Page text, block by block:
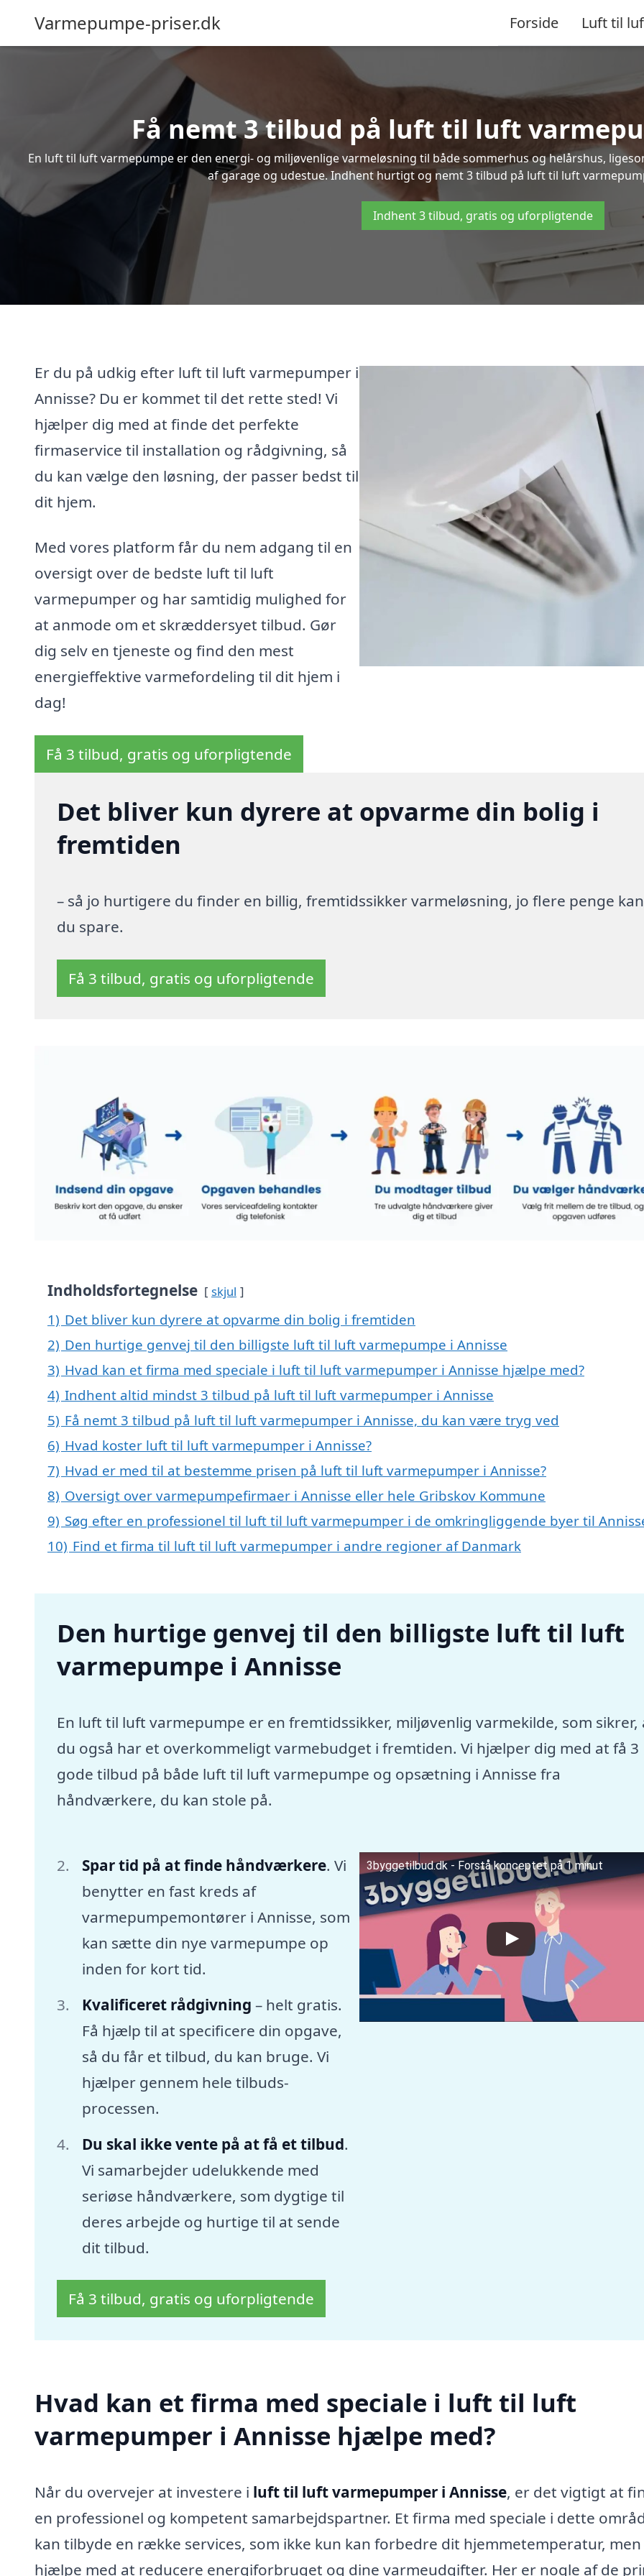
Varmepumpe-priser.dk Forside Luft til
Få nemt 3 tilbud på luft til luft
En luft til luft varmepumpe er den energi- og miljøvenlige varmeløsning til både sommerhus og helårshus,
af garage og udestue. Indhent hurtigt og nemt 3 tilbud på luft til luft
Indhent 3 tilbud, gratis og uforpligtende
Er du på udkig efter luft til luft varmepumper i
Annisse? Du er kommet til det rette sted! Vi
hjælper dig med at finde det perfekte
firmaservice til installation og rådgivning, så
du kan vælge den løsning, der passer bedst til
dit hjem.
Med vores platform får du nem adgang til en
oversigt over de bedste luft til luft
varmepumper og har samtidig mulighed for
at anmode om et skræddersyet tilbud. Gør
dig selv en tjeneste og find den mest
energieffektive varmefordeling til dit hjem i
dag!
Få 3 tilbud, gratis og uforpligtende
Det bliver kun dyrere at opvarme din bolig i
fremtiden
– så jo hurtigere du finder en billig, fremtidssikker varmeløsning, jo flere penge kan
du spare.
Få 3 tilbud, gratis og uforpligtende
Indholdsfortegnelse skjul
1) Det bliver kun dyrere at opvarme din bolig i fremtiden
2) Den hurtige genvej til den billigste luft til luft varmepumpe i Annisse
3) Hvad kan et firma med speciale i luft til luft varmepumper i Annisse hjælpe med?
4) Indhent altid mindst 3 tilbud på luft til luft varmepumper i Annisse
5) Få nemt 3 tilbud på luft til luft varmepumper i Annisse, du kan være tryg ved
6) Hvad koster luft til luft varmepumper i Annisse?
7) Hvad er med til at bestemme prisen på luft til luft varmepumper i Annisse?
8) Oversigt over varmepumpefirmaer i Annisse eller hele Gribskov Kommune
9) Søg efter en professionel til luft til luft varmepumper i de omkringliggende byer til
10) Find et firma til luft til luft varmepumper i andre regioner af Danmark
Den hurtige genvej til den billigste luft til luft
varmepumpe i Annisse
En luft til luft varmepumpe er en fremtidssikker, miljøvenlig varmekilde, som sikrer,
du også har et overkommeligt varmebudget i fremtiden. Vi hjælper dig med at få 3
gode tilbud på både luft til luft varmepumpe og opsætning i Annisse fra
håndværkere, du kan stole på.
Spar tid på at finde håndværkere. Vi
benytter en fast kreds af
varmepumpemontører i Annisse, som
kan sætte din nye varmepumpe op
inden for kort tid.
Kvalificeret rådgivning – helt gratis.
Få hjælp til at specificere din opgave,
så du får et tilbud, du kan bruge. Vi
hjælper gennem hele tilbuds-
processen.
Du skal ikke vente på at få et tilbud.
Vi samarbejder udelukkende med
seriøse håndværkere, som dygtige til
deres arbejde og hurtige til at sende
dit tilbud.
3byggetilbud.dk - Forstå konceptet på 1 minut
Få 3 tilbud, gratis og uforpligtende
Hvad kan et firma med speciale i luft til luft
varmepumper i Annisse hjælpe med?
Når du overvejer at investere i luft til luft varmepumper i Annisse, er det vigtigt at
en professionel og kompetent samarbejdspartner. Et firma med speciale i dette
kan tilbyde en række services, som ikke kun kan forbedre dit hjemmetemperatur,
hjælpe med at reducere energiforbruget og dine varmeudgifter. Her er nogle af de